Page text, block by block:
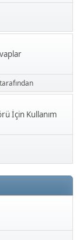
tarafından
İçin Kullanım